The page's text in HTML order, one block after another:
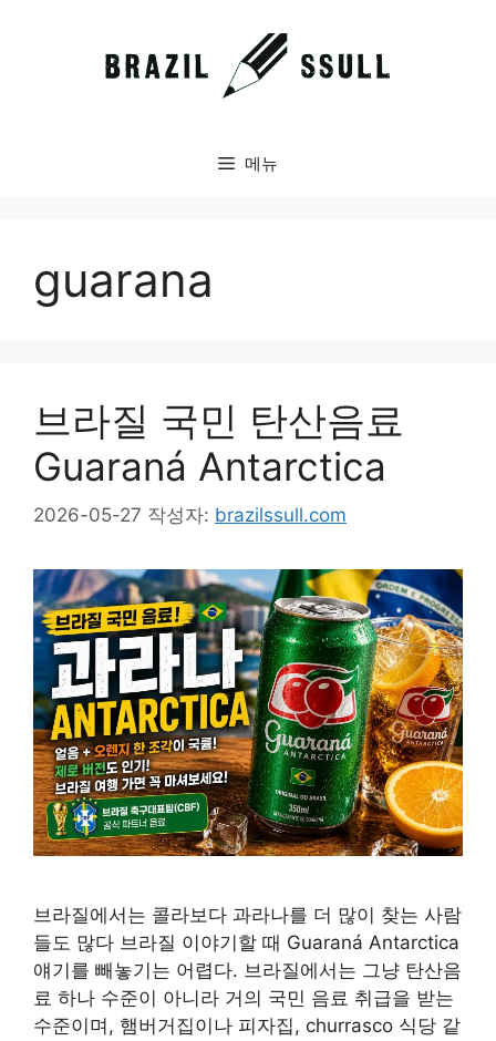
메뉴
guarana
브라질 국민 탄산음료
Guaraná Antarctica
2026-05-27 작성자: brazilssull.com
브라질에서는 콜라보다 과라나를 더 많이 찾는 사람
들도 많다 브라질 이야기할 때 Guaraná Antarctica
얘기를 빼놓기는 어렵다. 브라질에서는 그냥 탄산음
료 하나 수준이 아니라 거의 국민 음료 취급을 받는
수준이며, 햄버거집이나 피자집, churrasco 식당 같